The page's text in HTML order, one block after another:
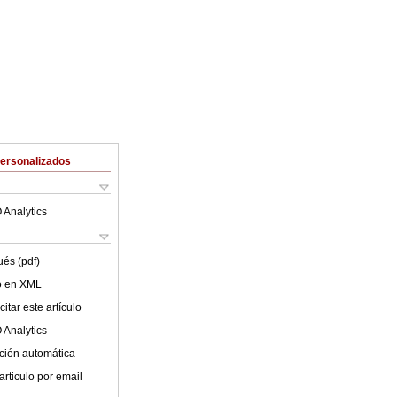
Analytics
(pdf)
en XML
este artículo
Analytics
automática
por email